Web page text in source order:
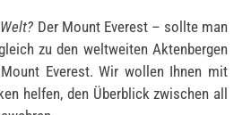
Der Mount Everest – sollte man
zu den weltweiten Akten­bergen
Everest. Wir wollen Ihnen mit
helfen, den Überblick zwischen all